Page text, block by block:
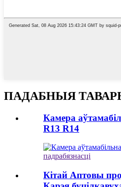
ПАДАБНЫЯ
Камера
R13 R14
падрабязнасці
Кітай Аптовы